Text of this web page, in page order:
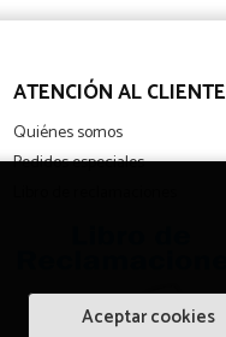
ATENCIÓN AL CLIENTE
Quiénes somos
Pedidos especiales
Aceptar cookies